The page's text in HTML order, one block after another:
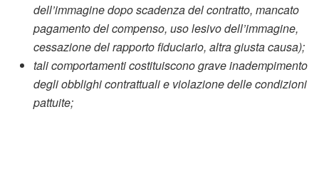
dell’immagine dopo scadenza del contratto, mancato
pagamento del compenso, uso lesivo dell’immagine,
cessazione del rapporto fiduciario, altra giusta causa);
tali comportamenti costituiscono grave inadempimento
degli obblighi contrattuali e violazione delle condizioni
pattuite;